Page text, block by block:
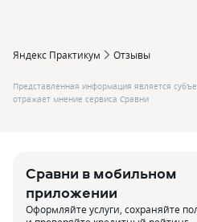
Яндекс Практикум Отзывы
Представленная информация является
отражает мнение сервиса Сравни
Сравни в мобильном
приложении
Оформляйте услуги, сохраняйте